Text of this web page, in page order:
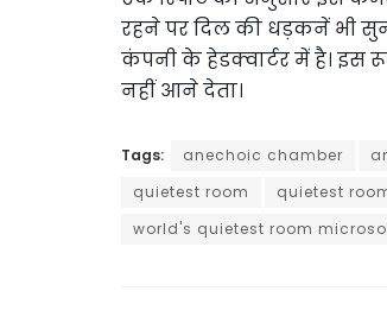
रहने पर दिल की धड़कनें भी
कंपनी के हेडक्वार्टर में है। इस
नहीं आने देता।
Tags: anechoic chamber
quietest room
quietest
world's quietest room